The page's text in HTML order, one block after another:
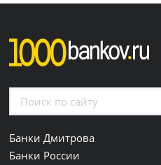
Банки Дмитрова
Банки России